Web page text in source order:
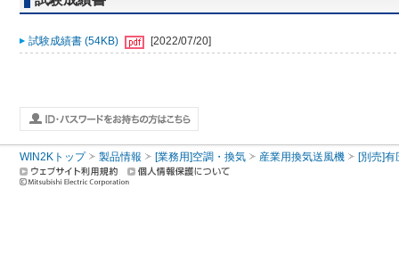
試験成績書 (54KB) [2022/07/20]
WIN2Kトップ 製品情報 [業務用]空調・換気 産業用換気送風機 [別売]有